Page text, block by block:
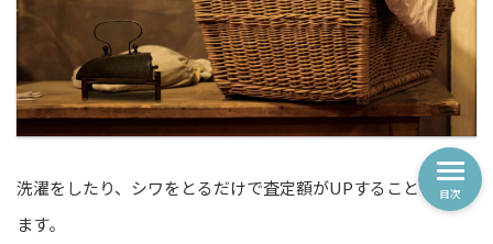
洗濯をしたり、シワをとるだけで査定額がUPすることもあり
ます。
目次